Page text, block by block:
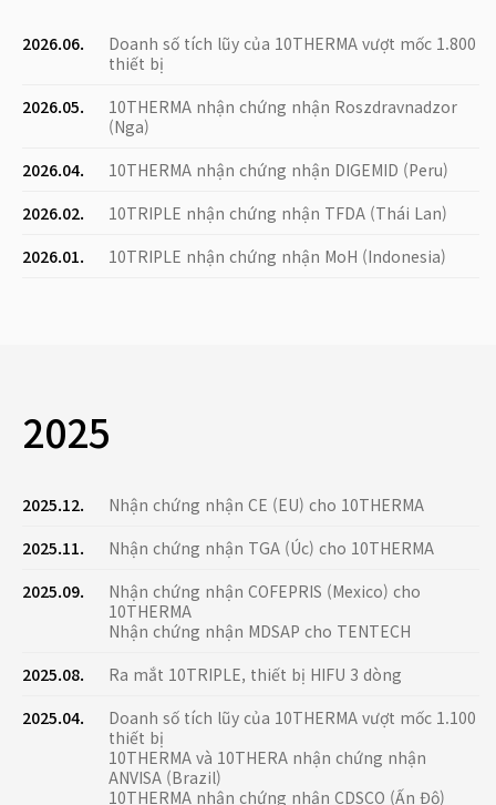
2026.06.
Doanh số tích lũy của 10THERMA vượt mốc 1.800
thiết bị
2026.05.
10THERMA nhận chứng nhận Roszdravnadzor
(Nga)
2026.04.
10THERMA nhận chứng nhận DIGEMID (Peru)
2026.02.
10TRIPLE nhận chứng nhận TFDA (Thái Lan)
2026.01.
10TRIPLE nhận chứng nhận MoH (Indonesia)
2025
2025.12.
Nhận chứng nhận CE (EU) cho 10THERMA
2025.11.
Nhận chứng nhận TGA (Úc) cho 10THERMA
2025.09.
Nhận chứng nhận COFEPRIS (Mexico) cho
10THERMA
Nhận chứng nhận MDSAP cho TENTECH
2025.08.
Ra mắt 10TRIPLE, thiết bị HIFU 3 dòng
2025.04.
Doanh số tích lũy của 10THERMA vượt mốc 1.100
thiết bị
10THERMA và 10THERA nhận chứng nhận
ANVISA (Brazil)
10THERMA nhận chứng nhận CDSCO (Ấn Độ)